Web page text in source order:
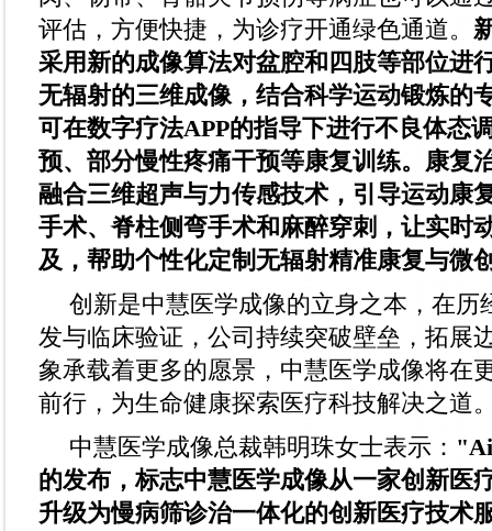
评估，方便快捷，为诊疗开通绿色通道。
采用新的成像算法对盆腔和四肢等部位进
无辐射的三维成像，结合科学运动锻炼的
可在数字疗法APP的指导下进行不良体态
预、部分慢性疼痛干预等康复训练。康复
融合三维超声与力传感技术，引导运动康
手术、脊柱侧弯手术和麻醉穿刺，让实时
及，帮助个性化定制无辐射精准康复与微
创新是中慧医学成像的立身之本，在历
发与临床验证，公司持续突破壁垒，拓展
象承载着更多的愿景，中慧医学成像将在
前行，为生命健康探索医疗科技解决之道
中慧医学成像总裁韩明珠女士表示：
的发布，标志中慧医学成像从一家创新医
升级为慢病筛诊治一体化的创新医疗技术